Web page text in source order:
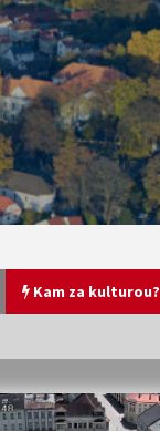
Kam za kulturou?
muzikanti